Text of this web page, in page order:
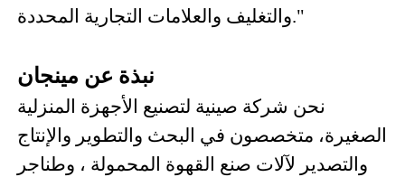
والتغليف والعلامات التجارية المحددة."
نبذة عن مينجان
نحن شركة صينية لتصنيع الأجهزة المنزلية
الصغيرة، متخصصون في البحث والتطوير والإنتاج
والتصدير لآلات صنع القهوة المحمولة ، وطناجر